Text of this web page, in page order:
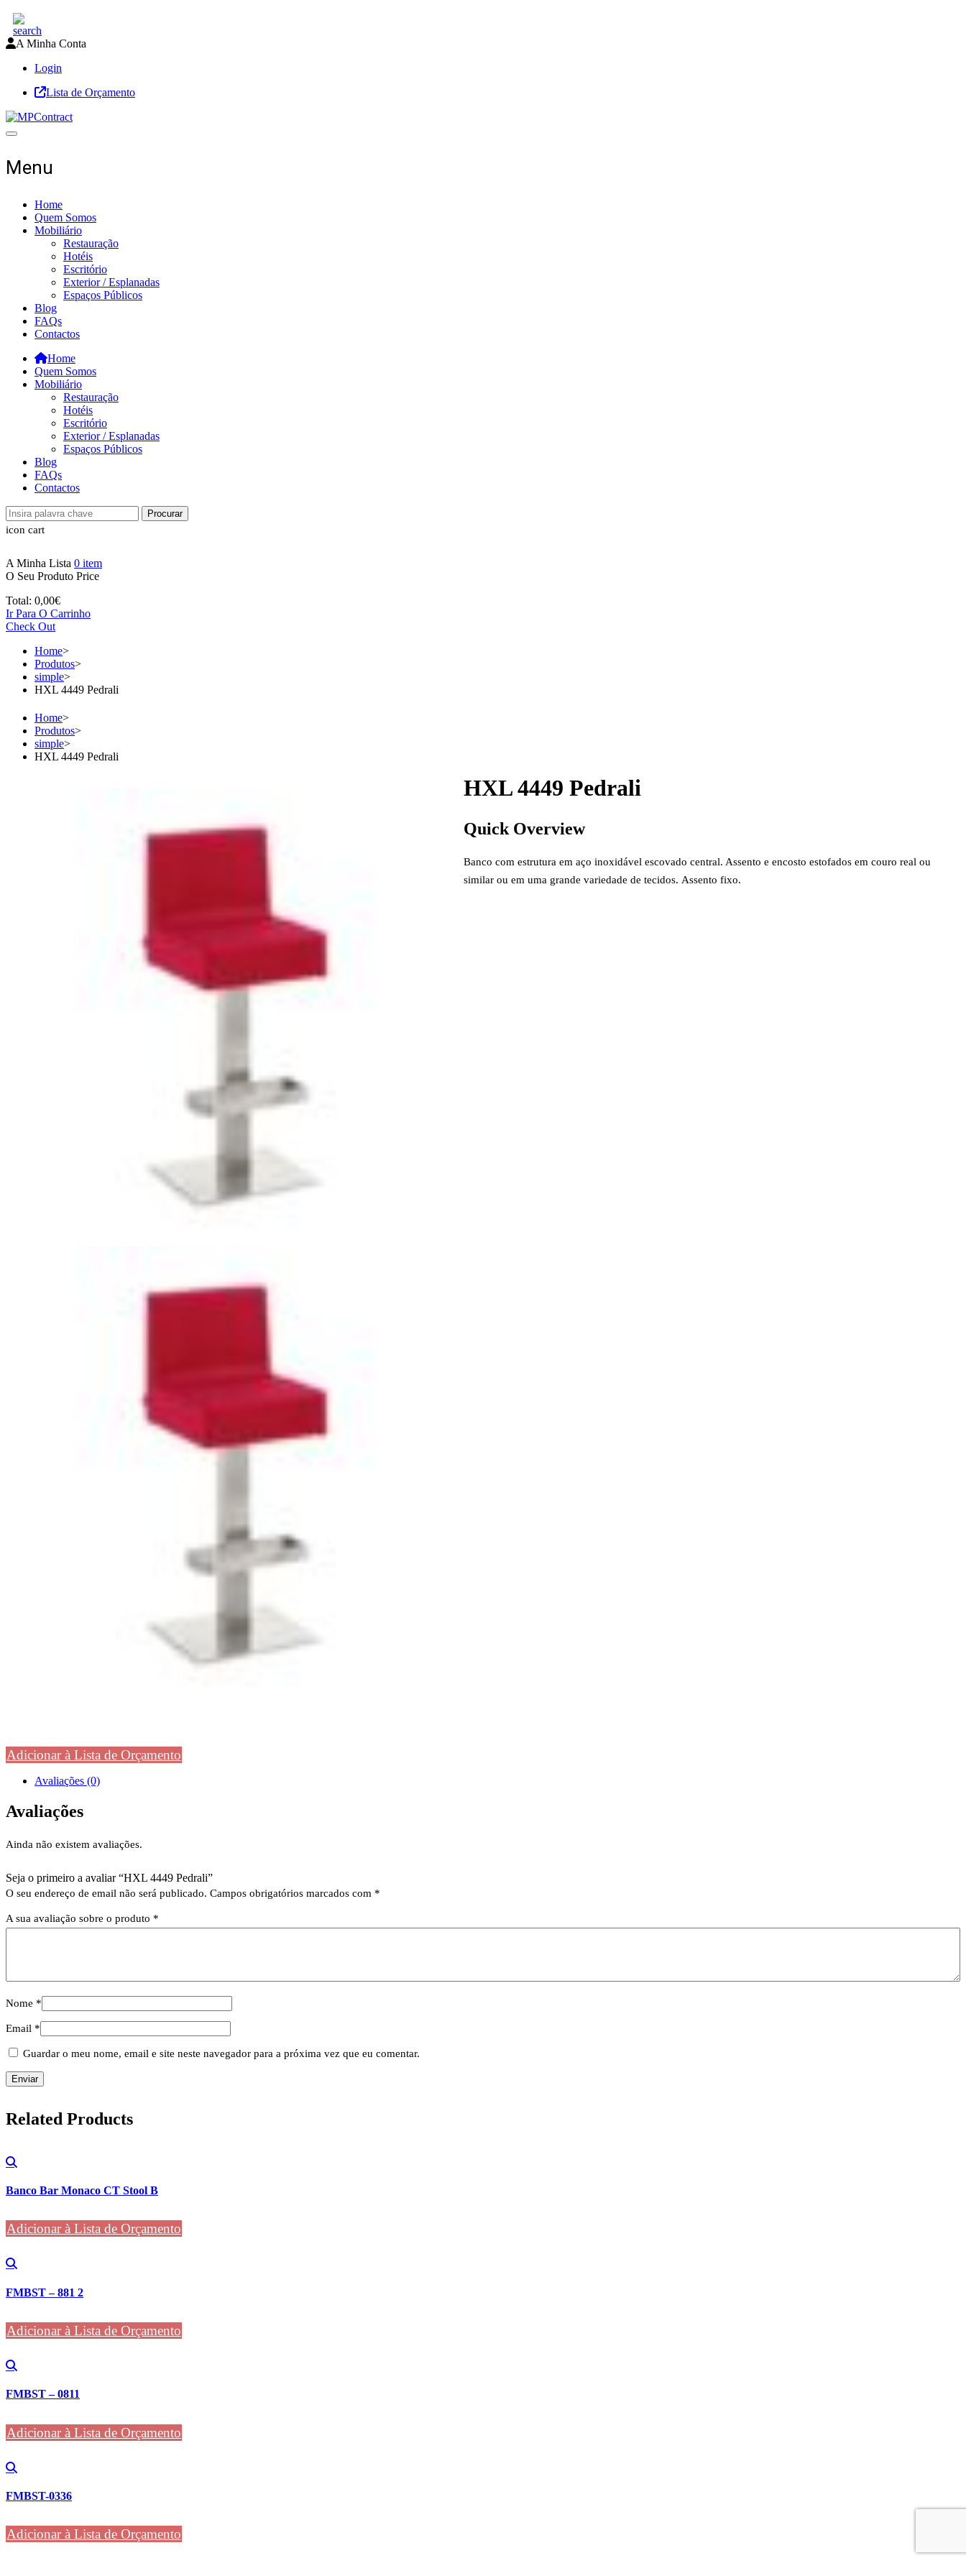
A Minha Conta
Login
Lista de Orçamento
Toggle navigation
Menu
Home
Quem Somos
Mobiliário
Restauração
Hotéis
Escritório
Exterior / Esplanadas
Espaços Públicos
Blog
FAQs
Contactos
Home
Quem Somos
Mobiliário
Restauração
Hotéis
Escritório
Exterior / Esplanadas
Espaços Públicos
Blog
FAQs
Contactos
Procurar
icon cart
A Minha Lista 0 item
O Seu Produto Price
Total: 0,00€
Ir Para O Carrinho
Check Out
Home>
Produtos>
simple>
HXL 4449 Pedrali
Home>
Produtos>
simple>
HXL 4449 Pedrali
HXL 4449 Pedrali
Quick Overview
Banco com estrutura em aço inoxidável escovado central. Assento e encosto estofados em couro real ou
similar ou em uma grande variedade de tecidos.Assento fixo.
Adicionar à Lista de Orçamento
Avaliações (0)
Avaliações
Ainda não existem avaliações.
Seja o primeiro a avaliar “HXL 4449 Pedrali”
O seu endereço de email não será publicado. Campos obrigatórios marcados com *
A sua avaliação sobre o produto *
Nome *
Email *
Guardar o meu nome, email e site neste navegador para a próxima vez que eu comentar.
Related Products
Banco Bar Monaco CT Stool B
Adicionar à Lista de Orçamento
FMBST – 881 2
Adicionar à Lista de Orçamento
FMBST – 0811
Adicionar à Lista de Orçamento
FMBST-0336
Adicionar à Lista de Orçamento